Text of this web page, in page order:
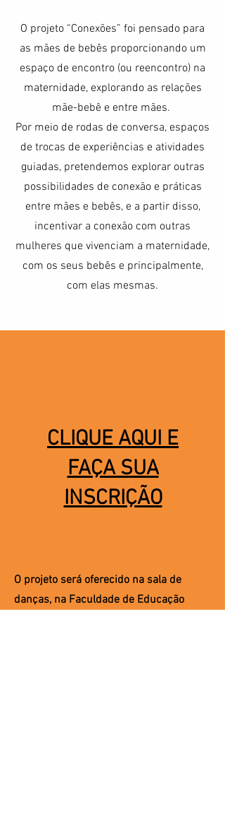
​​O projeto “Conexões” foi pensado para
as mães de bebês proporcionando um
espaço de encontro (ou reencontro) na
maternidade, explorando as relações
mãe-bebê e entre mães.
Por meio de rodas de conversa, espaços
de trocas de experiências e atividades
guiadas, pretendemos explorar outras
possibilidades de conexão e práticas
entre mães e bebês, e a partir disso,
incentivar a conexão com outras
mulheres que vivenciam a maternidade,
com os seus bebês e principalmente,
com elas mesmas.
CLIQUE AQUI E
FAÇA SUA
INSCRIÇÃO
O projeto será oferecido na sala de
danças, na Faculdade de Educação